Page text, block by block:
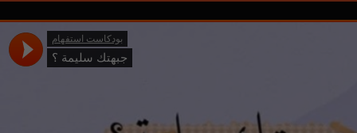
متواجدون على وسائل التواصل